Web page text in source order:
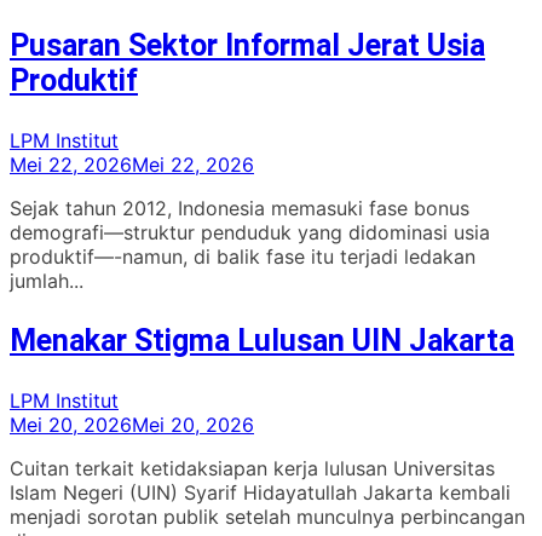
Pusaran Sektor Informal Jerat Usia
Produktif
LPM Institut
Mei 22, 2026Mei 22, 2026
Sejak tahun 2012, Indonesia memasuki fase bonus
demografi—struktur penduduk yang didominasi usia
produktif—-namun, di balik fase itu terjadi ledakan
jumlah...
Menakar Stigma Lulusan UIN Jakarta
LPM Institut
Mei 20, 2026Mei 20, 2026
Cuitan terkait ketidaksiapan kerja lulusan Universitas
Islam Negeri (UIN) Syarif Hidayatullah Jakarta kembali
menjadi sorotan publik setelah munculnya perbincangan